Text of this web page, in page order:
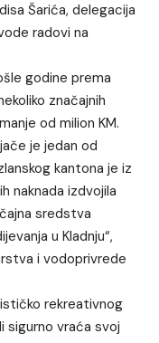
Šarića, delegacija
radovi na
godine prema
značajnih
od milion KM.
je jedan od
kantona je iz
naknada izdvojila
sredstva
u Kladnju“,
i vodoprivrede
rekreativnog
sigurno vraća svoj